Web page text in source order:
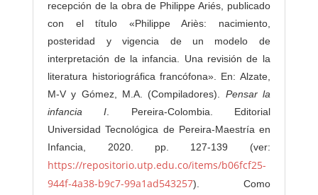
recepción de la obra de Philippe Ariés, publicado
con el título «Philippe Ariès: nacimiento,
posteridad y vigencia de un modelo de
interpretación de la infancia. Una revisión de la
literatura historiográfica francófona». En: Alzate,
M-V y Gómez, M.A. (Compiladores). Pensar la
infancia I. Pereira-Colombia. Editorial
Universidad Tecnológica de Pereira-Maestría en
Infancia, 2020. pp. 127-139 (ver:
https://repositorio.utp.edu.co/items/b06fcf25-
944f-4a38-b9c7-99a1ad543257). Como